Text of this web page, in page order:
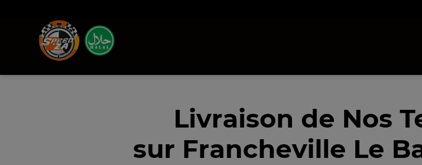
Livraison de Nos
sur Francheville Le